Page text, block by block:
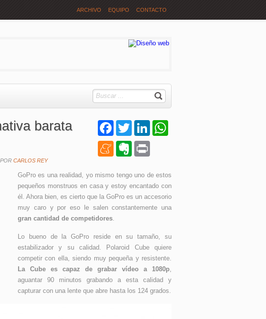
ARCHIVO EQUIPO CONTACTO
FacebookTwitter LinkedIn
MeneameEvernote
barata
POR CARLOS REY
GoPro es una realidad, yo mismo tengo uno de estos
pequeños monstruos en casa y estoy encantado con
él. Ahora bien, es cierto que la GoPro es un accesorio
muy caro y por eso le salen constantemente una
gran cantidad de competidores.
Lo bueno de la GoPro reside en su tamaño, su
estabilizador y su calidad. Polaroid Cube quiere
competir con ella, siendo muy pequeña y resistente.
La Cube es capaz de grabar vídeo a 1080p,
aguantar 90 minutos grabando a esta calidad y
capturar con una lente que abre hasta los 124 grados.